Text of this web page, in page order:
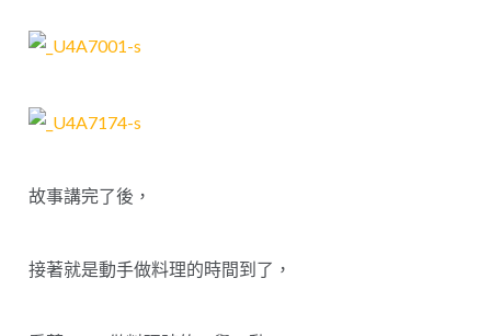
故事講完了後，
接著就是動手做料理的時間到了，